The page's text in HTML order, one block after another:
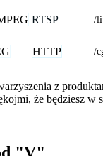
RTSP /
HTTP /
z
że będziesz w